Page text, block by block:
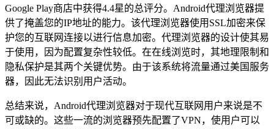
Google Play商店中获得4.4星的总评分。Android代理浏览器提
供了掩盖您的IP地址的能力。该代理浏览器使用SSL加密来保
护您的互联网连接以进行信息加密。代理浏览器的设计使其易
于使用，因为配置复杂性较低。在在线浏览时，其地理限制和
隐私保护是其两个关键优势。由于该系统将流量通过美国服务
器，因此无法识别用户活动。
总结来说，Android代理浏览器对于现代互联网用户来说是不
可或缺的。这些一流的浏览器预先配置了VPN，使用户可以